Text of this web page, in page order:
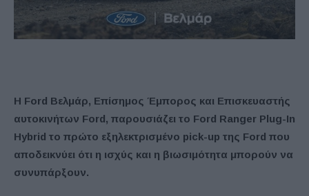
Η Ford Βελμάρ, Επίσημος Έμπορος και Επισκευαστής
αυτοκινήτων Ford, παρουσιάζει το Ford Ranger Plug-In
Hybrid το πρώτο εξηλεκτρισμένο pick-up της Ford που
αποδεικνύει ότι η ισχύς και η βιωσιμότητα μπορούν να
συνυπάρξουν.